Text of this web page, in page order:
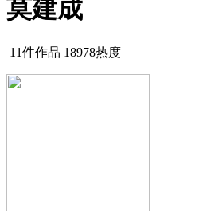
莫建成
11件作品 18978热度